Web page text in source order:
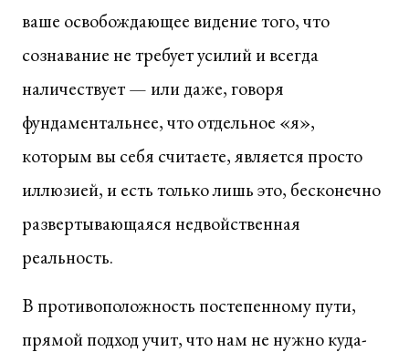
ваше освобождающее видение того, что
сознавание не требует усилий и всегда
наличествует — или даже, говоря
фундаментальнее, что отдельное «я»,
которым вы себя считаете, является просто
иллюзией, и есть только лишь это, бесконечно
развертывающаяся недвойственная
реальность.
В противоположность постепенному пути,
прямой подход учит, что нам не нужно куда-